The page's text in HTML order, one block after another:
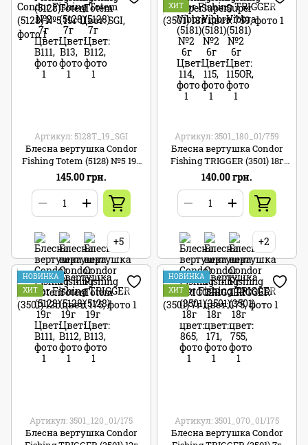
Артикул: 5128T_19_SGI
Блесна вертушка Condor
Fishing Totem (5128) №5 19г
Цвет: SGI
145.00 грн.
+5
ХИТ
Артикул: 3501_180_01/759
Блесна вертушка Condor
Fishing TRIGGER (3501) 18г
цвет: 759
140.00 грн.
+2
НОВИНКА
ХИТ
Артикул: 3501_120_01/175
Блесна вертушка Condor
НОВИНКА
ХИТ
Артикул: 3501_070_01/175
Блесна вертушка Condor